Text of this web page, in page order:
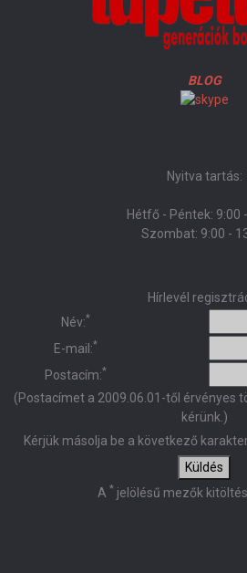
BLOG
Nyitva tartás:
Hétfő - Péntek: 9:00
Szombat: 9:00 -
Hírlevél
Név:*
E-mail:*
Postacím:*
(Postacímet a 2009.06.01-től érvényes
kérünk.)
Kérjük másolja be a következő
Küldés
A * jelölésű mezők